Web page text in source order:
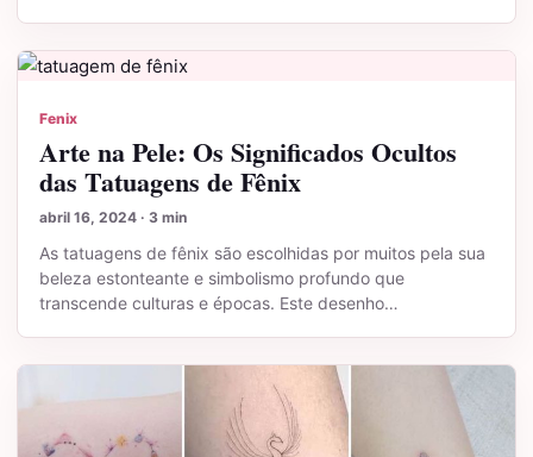
Fenix
Arte na Pele: Os Significados Ocultos
das Tatuagens de Fênix
abril 16, 2024 · 3 min
As tatuagens de fênix são escolhidas por muitos pela sua
beleza estonteante e simbolismo profundo que
transcende culturas e épocas. Este desenho…